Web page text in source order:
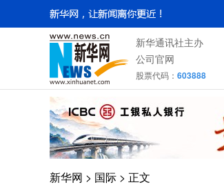
新华通讯社主办
公司官网
股票代码： 603888
新华网 > 国际 > 正文